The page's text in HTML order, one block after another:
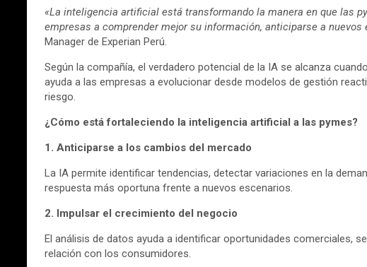
«La inteligencia artificial está transformando la manera en que las
empresas a comprender mejor su información, anticiparse a
Manager de Experian Perú.
Según la compañía, el verdadero potencial de la IA se alcanza
ayuda a las empresas a evolucionar desde modelos de gestión
riesgo.
¿Cómo está fortaleciendo la inteligencia artificial a las pymes?
1. Anticiparse a los cambios del mercado
La IA permite identificar tendencias, detectar variaciones en la
respuesta más oportuna frente a nuevos escenarios.
2. Impulsar el crecimiento del negocio
El análisis de datos ayuda a identificar oportunidades comerciales,
relación con los consumidores.